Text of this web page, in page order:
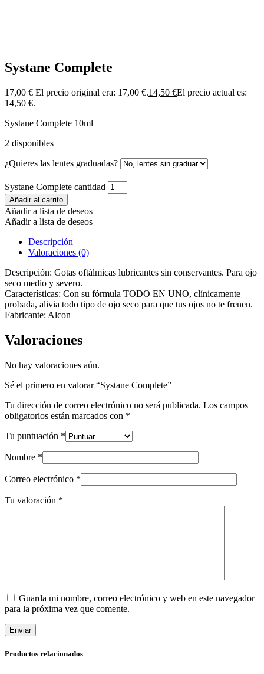
Systane Complete
17,00€ El precio original era: 17,00 €.14,50 €El precio actual es:
14,50 €.
Systane Complete 10ml
2 disponibles
¿Quieres las lentes graduadas?
Systane Complete cantidad
Añadir al carrito
Añadir a lista de deseos
Añadir a lista de deseos
Descripción
Valoraciones (0)
Descripción: Gotas oftálmicas lubricantes sin conservantes. Para ojo
seco medio y severo.
Características: Con su fórmula TODO EN UNO, clínicamente
probada, alivia todo tipo de ojo seco para que tus ojos no te frenen.
Fabricante: Alcon
Valoraciones
No hay valoraciones aún.
Sé el primero en valorar “Systane Complete”
Tu dirección de correo electrónico no será publicada. Los campos
obligatorios están marcados con *
Tu puntuación *
Nombre *
Correo electrónico *
Tu valoración *
Guarda mi nombre, correo electrónico y web en este navegador
para la próxima vez que comente.
Enviar
Productos relacionados